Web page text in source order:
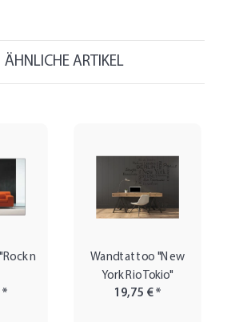
ÄHNLICHE ARTIKEL
n
*
Wandtattoo "New
York Rio Tokio"
19,75 €*